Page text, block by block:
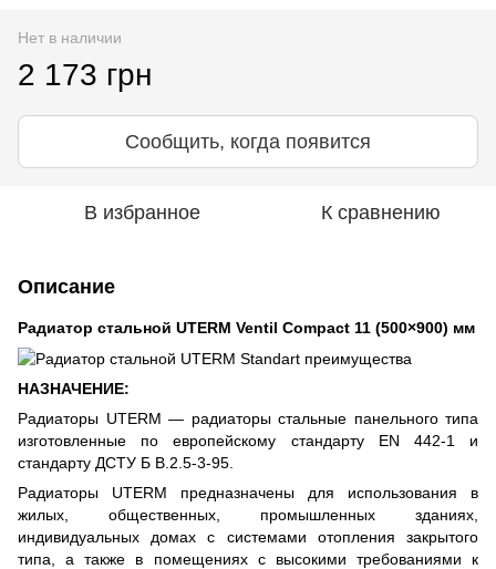
Нет в наличии
2 173 грн
Сообщить, когда появится
В избранное К сравнению
Описание
Радиатор стальной UTERM Ventil Compact 11 (500×900) мм
НАЗНАЧЕНИЕ:
Радиаторы UTERM — радиаторы стальные панельного типа
изготовленные по европейскому стандарту EN 442-1 и
стандарту ДСТУ Б В.2.5-3-95.
Радиаторы UTERM предназначены для использования в
жилых, общественных, промышленных зданиях,
индивидуальных домах с системами отопления закрытого
типа, а также в помещениях с высокими требованиями к